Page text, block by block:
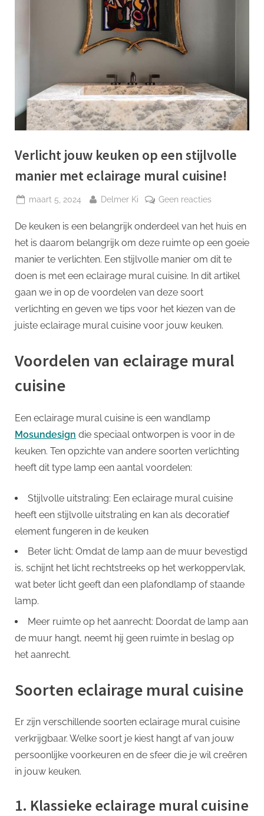
Verlicht jouw keuken op een stijlvolle
manier met eclairage mural cuisine!
Geplaatst
maart 5, 2024 Door
Delmer Ki Geen reactiesop
jouw
keuken
op
stijlvolle
met
De keuken is een belangrijk onderdeel van het huis en
het is daarom belangrijk om deze ruimte op een goeie
manier te verlichten. Een stijlvolle manier om dit te
doen is met een eclairage mural cuisine. In dit artikel
gaan we in op de voordelen van deze soort
verlichting en geven we tips voor het kiezen van de
juiste eclairage mural cuisine voor jouw keuken.
Voordelen van eclairage mural
cuisine
Een eclairage mural cuisine is een wandlamp
Mosundesign die speciaal ontworpen is voor in de
keuken. Ten opzichte van andere soorten verlichting
heeft dit type lamp een aantal voordelen:
Stijlvolle uitstraling: Een eclairage mural cuisine
heeft een stijlvolle uitstraling en kan als decoratief
element fungeren in de keuken
Beter licht: Omdat de lamp aan de muur bevestigd
is, schijnt het licht rechtstreeks op het werkoppervlak,
wat beter licht geeft dan een plafondlamp of staande
lamp.
Meer ruimte op het aanrecht: Doordat de lamp aan
de muur hangt, neemt hij geen ruimte in beslag op
het aanrecht.
Soorten eclairage mural cuisine
Er zijn verschillende soorten eclairage mural cuisine
verkrijgbaar. Welke soort je kiest hangt af van jouw
persoonlijke voorkeuren en de sfeer die je wil creëren
in jouw keuken.
1. Klassieke eclairage mural cuisine